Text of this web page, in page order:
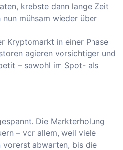
krebste dann lange Zeit
mühsam wieder über
Kryptomarkt in einer Phase
agieren vorsichtiger und
– sowohl im Spot- als
Die Markterholung
– vor allem, weil viele
vorerst abwarten, bis die